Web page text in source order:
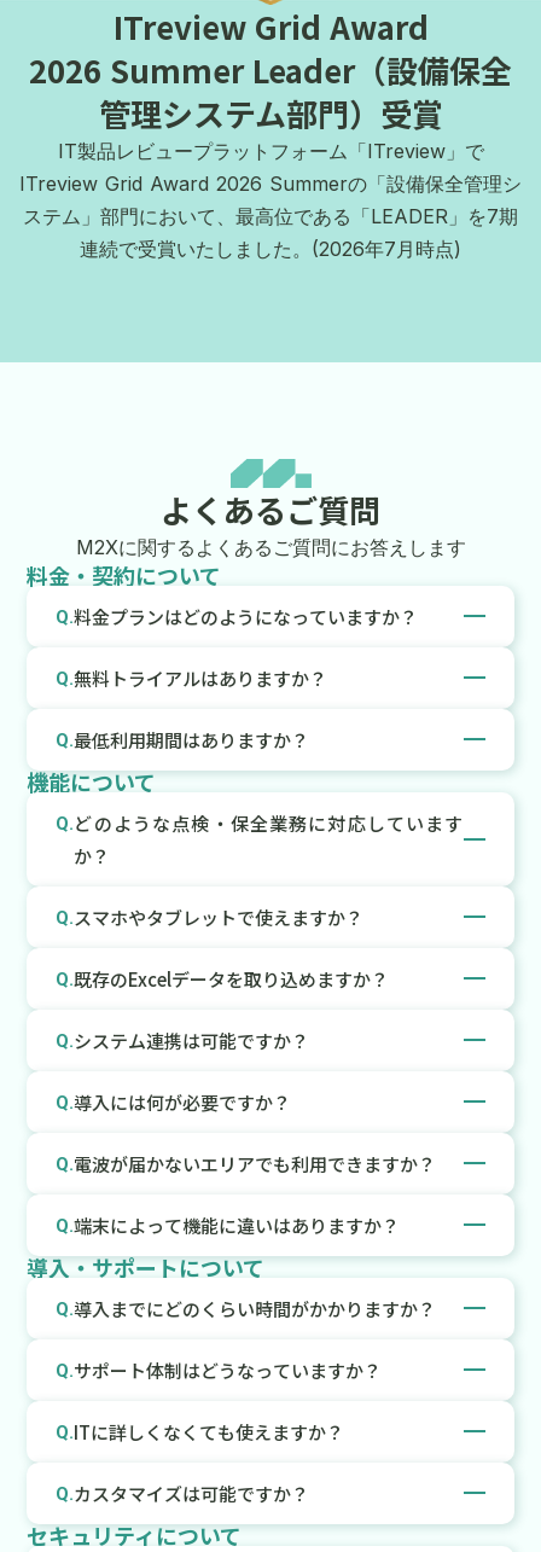
ITreview Grid Award
2026 Summer Leader（設備保全
管理システム部門）受賞
IT製品レビュープラットフォーム「ITreview」で
ITreview Grid Award 2026 Summerの「設備保全管理シ
ステム」部門において、最高位である「LEADER」を7期
連続で受賞いたしました。(2026年7月時点)
keyboard_arrow_left keyboard_arrow_right
よくあるご質問
M2Xに関するよくあるご質問にお答えします
料金・契約について
Q.料金プランはどのようになっていますか？
A. ご利用いただく機能やユーザー数などをお伺いしたう
えで、個別にお見積りをご案内しております。料金体
よりお気軽にお問い合わせください。
Q.無料トライアルはありますか？
A. 可能です。是非、お問い合わせフォームよりご連絡く
ださい。
Q.最低利用期間はありますか？
A.最低利用期間は12か月です。
機能について
Q.どのような点検・保全業務に対応しています
か？
A. トラブル記録・修理依頼管理・日常点検・予備品管理
場ごとの業務フローに合わせてご利用いただけます。
お気軽にお問い合わせください。
Q.スマホやタブレットで使えますか？
A. M2Xはブラウザ上で動作するWebアプリですので、イ
ンターネットを閲覧可能なすべての端末（スマートフ
Q.既存のExcelデータを取り込めますか？
A. CSV形式のファイルインポートに対応しています。詳
細につきましては、ぜひお問い合わせフォームよりお
Q.システム連携は可能ですか？
A. 可能です。M2XはAPI連携に対応しており、基幹システ
ムやPLCなどとのデータ連携ができます。
Q.導入には何が必要ですか？
A. 端末とインターネット接続環境があれば、すぐにご利
用開始いただけます。
Q.電波が届かないエリアでも利用できますか？
A. 一部機能は制限されますが、オフラインで入力可能で
す。
通信環境に戻ると、データをまとめて送信できます。
Q.端末によって機能に違いはありますか？
A.基本的に端末を問わずご利用いただけます。
ただし、CSVダウンロードやQRコード印刷など一部機
導入・サポートについて
Q.導入までにどのくらい時間がかかりますか？
A. ご契約からご利用開始までの期間は平均1カ月程度で
Q.サポート体制はどうなっていますか？
A. 平日の9時から18時までWeb会議やお電話、Eメールな
どからお問い合わせでき、専任の担当者が対応いたし
Q.ITに詳しくなくても使えますか？
A. 問題ありません。M2Xはスマートフォンやタブレット
タッフでも無理なくお使いいただけます。導入時のサ
Q.カスタマイズは可能ですか？
帳票はお客様のご要望に応じたカスタマイズ可能で
セキュリティについて